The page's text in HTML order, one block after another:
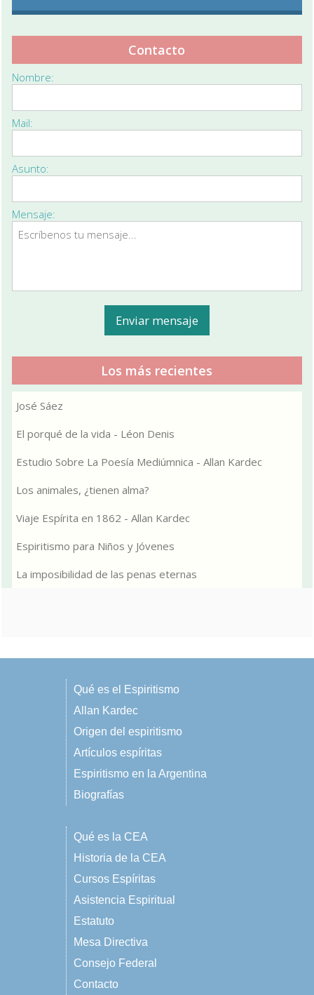
Contacto
Nombre:
Mail:
Asunto:
Mensaje:
Los más recientes
José Sáez
El porqué de la vida - Léon Denis
Estudio Sobre La Poesía Mediúmnica - Allan Kardec
Los animales, ¿tienen alma?
Viaje Espírita en 1862 - Allan Kardec
Espiritismo para Niños y Jóvenes
La imposibilidad de las penas eternas
Qué es el Espiritismo
Allan Kardec
Origen del espiritismo
Artículos espíritas
Espiritismo en la Argentina
Biografías
Qué es la CEA
Historia de la CEA
Cursos Espíritas
Asistencia Espiritual
Estatuto
Mesa Directiva
Consejo Federal
Contacto